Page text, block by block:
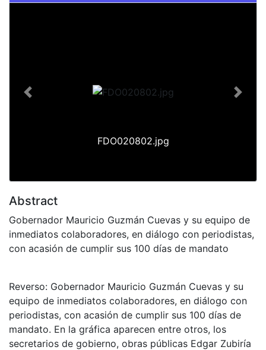
FDO020802.jpg
Previous Next
Abstract
Gobernador Mauricio Guzmán Cuevas y su equipo de
inmediatos colaboradores, en diálogo con periodistas,
con acasión de cumplir sus 100 días de mandato
Reverso: Gobernador Mauricio Guzmán Cuevas y su
equipo de inmediatos colaboradores, en diálogo con
periodistas, con acasión de cumplir sus 100 días de
mandato. En la gráfica aparecen entre otros, los
secretarios de gobierno, obras públicas Edgar Zubiría